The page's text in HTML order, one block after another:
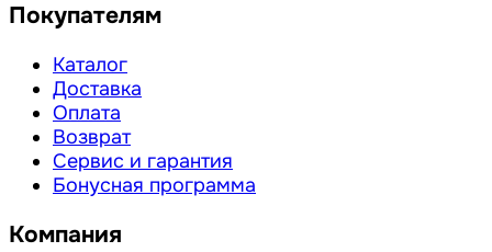
Покупателям
Каталог
Доставка
Оплата
Возврат
Сервис и гарантия
Бонусная программа
Компания